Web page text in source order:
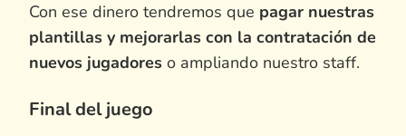
Con ese dinero tendremos que pagar nuestras
plantillas y mejorarlas con la contratación de
nuevos jugadores o ampliando nuestro staff.
Final del juego